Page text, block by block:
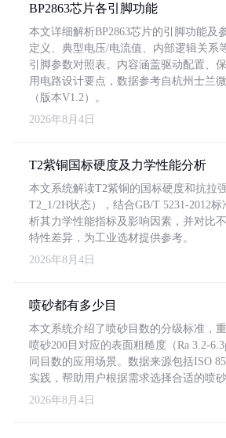
BP2863芯片各引脚功能
本文详细解析BP2863芯片的引脚功能及
定义、典型电压/电流值、内部逻辑关系
引脚参数对照表。内容涵盖驱动配置、
用电路设计要点，数据参考自杭州士兰
（版本V1.2）。
2026年8月4日
T2紫铜国标硬度及力学性能分析
本文系统解读T2紫铜的国标硬度和抗拉
T2_1/2H状态），结合GB/T 5231-2012
析其力学性能指标及影响因素，并对比
特性差异，为工业选材提供参考。
2026年8月4日
喷砂都有多少目
本文系统介绍了喷砂目数的分级标准，
喷砂200目对应的表面粗糙度（Ra 3.2-
同目数的应用场景。数据来源包括ISO
实践，帮助用户根据需求选择合适的喷砂
2026年8月4日